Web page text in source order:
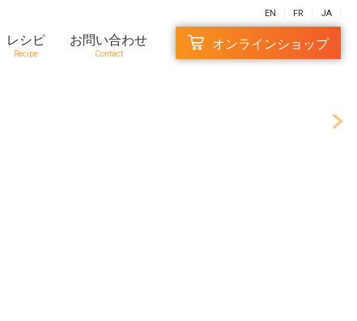
EN FR JA
レシピ
Recipe
お問い合わせ
Contact
オンラインショップ